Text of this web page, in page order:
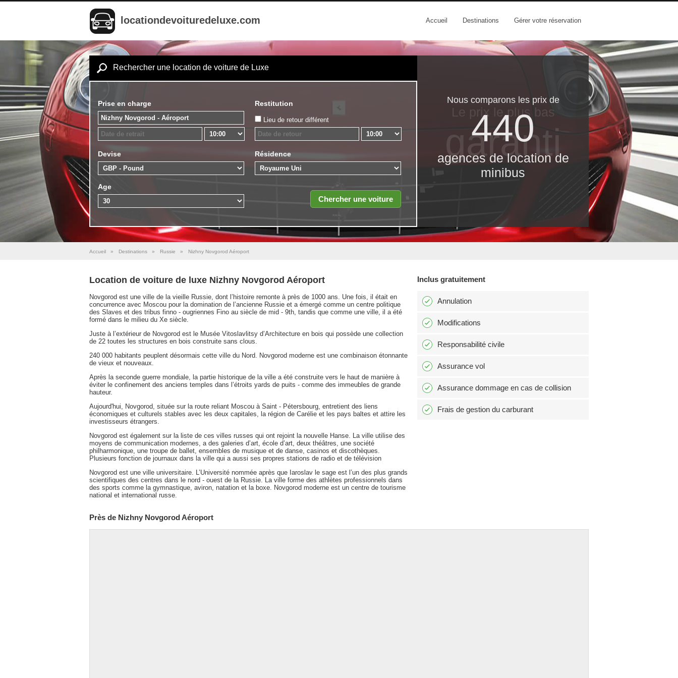
locationdevoituredeluxe.com Accueil Destinations Gérer votre réservation
Rechercher une location de voiture de Luxe
Prise en charge Restitution
Lieu de retour différent
Devise Résidence
Age
Nous comparons les prix de
440
agences de location de
minibus
Le prix le​ plus bas
garanti
Accueil » Destinations » Russie » Nizhny Novgorod Aéroport
Location de voiture de luxe Nizhny Novgorod Aéroport
Novgorod est une ville de la vieille Russie, dont l’histoire remonte à près de 1000 ans. Une fois, il était en
concurrence avec Moscou pour la domination de l’ancienne Russie et a émergé comme un centre politique
des Slaves et des tribus finno - ougriennes Fino au siècle de mid - 9th, tandis que comme une ville, il a été
formé dans le milieu du Xe siècle.
Juste à l’extérieur de Novgorod est le Musée Vitoslavlitsy d’Architecture en bois qui possède une collection
de 22 toutes les structures en bois construite sans clous.
240 000 habitants peuplent désormais cette ville du Nord. Novgorod moderne est une combinaison étonnante
de vieux et nouveaux.
Après la seconde guerre mondiale, la partie historique de la ville a été construite vers le haut de manière à
éviter le confinement des anciens temples dans l’étroits yards de puits - comme des immeubles de grande
hauteur.
Aujourd'hui, Novgorod, située sur la route reliant Moscou à Saint - Pétersbourg, entretient des liens
économiques et culturels stables avec les deux capitales, la région de Carélie et les pays baltes et attire les
investisseurs étrangers.
Novgorod est également sur la liste de ces villes russes qui ont rejoint la nouvelle Hanse. La ville utilise des
moyens de communication modernes, a des galeries d’art, école d’art, deux théâtres, une société
philharmonique, une troupe de ballet, ensembles de musique et de danse, casinos et discothèques.
Plusieurs fonction de journaux dans la ville qui a aussi ses propres stations de radio et de télévision
Novgorod est une ville universitaire. L’Université nommée après que Iaroslav le sage est l’un des plus grands
scientifiques des centres dans le nord - ouest de la Russie. La ville forme des athlètes professionnels dans
des sports comme la gymnastique, aviron, natation et la boxe. Novgorod moderne est un centre de tourisme
national et international russe.
Inclus gratuitement
Annulation
Modifications
Responsabilité civile
Assurance vol
Assurance dommage en cas de collision
Frais de gestion du carburant
Près de Nizhny Novgorod Aéroport